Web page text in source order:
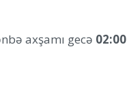
axşamı gecə 02:00